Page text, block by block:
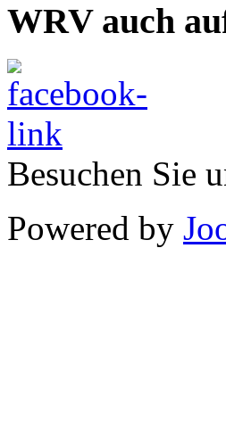
WRV auch
Besuchen Sie
Powered by